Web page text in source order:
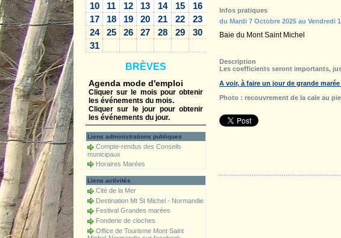
10
11 12 13 14 15
16
17
18 19 20 21 22
23
24
25 26 27 28 29
30
31
BRÈVES
Agenda mode d'emploi
Cliquer sur le mois pour obtenir
les événements du mois.
Cliquer sur le jour pour obtenir
les événements du jour.
Liens administrations publiques
Compte-rendus des Conseils
municipaux
Horaires Marées
Liens activités
Cité de la Mer
Destination Mt St Michel - Normandie
Festival Grandes marées
Fonderie de cloches
Office de Tourisme Mont Saint
Infos pratiques
du Mardi 7 Octobre 2025 au Vendredi
Baie du Mont Saint Michel
Description
Les coefficients seront importants,
A voir, à faire un jour de grande
Photo : recouvrement de la cale au